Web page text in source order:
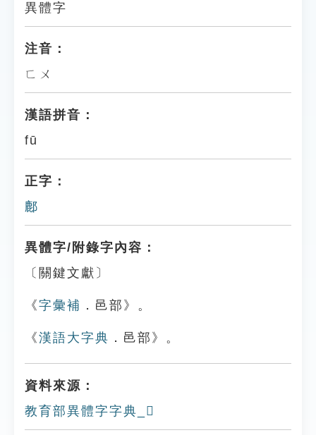
異體字
注音：
ㄈㄨ
漢語拼音：
fū
正字：
鄜
異體字/附錄字內容：
〔關鍵文獻〕
《字彙補 ．邑部》。
《漢語大字典 ．邑部》。
資料來源：
教育部異體字字典_𨟤